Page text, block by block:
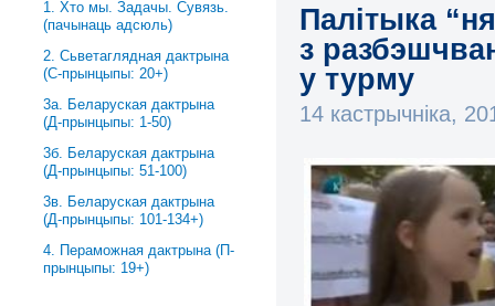
Палітыка
з
у турму
14 кастрычніка,
1. Хто мы. Задачы. Сувязь.
(пачынаць адсюль)
2. Сьветаглядная дактрына
(С-прынцыпы: 20+)
3a. Беларуская дактрына
(Д-прынцыпы: 1-50)
3б. Беларуская дактрына
(Д-прынцыпы: 51-100)
3в. Беларуская дактрына
(Д-прынцыпы: 101-134+)
4. Пераможная дактрына (П-
прынцыпы: 19+)